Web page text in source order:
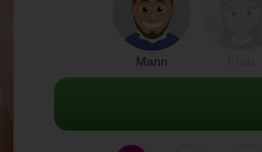
Mann